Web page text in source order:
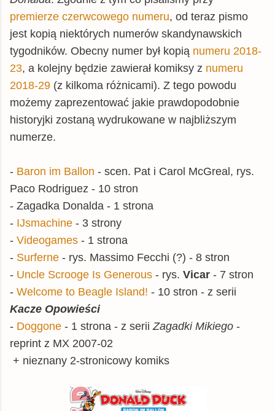
premierze czerwcowego numeru, od teraz pismo
jest kopią niektórych numerów skandynawskich
tygodników. Obecny numer był kopią numeru 2018-
23, a kolejny będzie zawierał komiksy z numeru
2018-29 (z kilkoma różnicami). Z tego powodu
możemy zaprezentować jakie prawdopodobnie
historyjki zostaną wydrukowane w najbliższym
numerze.
- Baron im Ballon - scen. Pat i Carol McGreal, rys.
Paco Rodriguez - 10 stron
- Zagadka Donalda - 1 strona
- IJsmachine - 3 strony
- Videogames - 1 strona
- Surferne - rys. Massimo Fecchi (?) - 8 stron
- Uncle Scrooge Is Generous - rys. Vicar - 7 stron
- Welcome to Beagle Island! - 10 stron - z serii
Kacze Opowieści
- Doggone - 1 strona - z seriiZagadki Mikiego -
reprint z MX 2007-02
+ nieznany 2-stronicowy komiks